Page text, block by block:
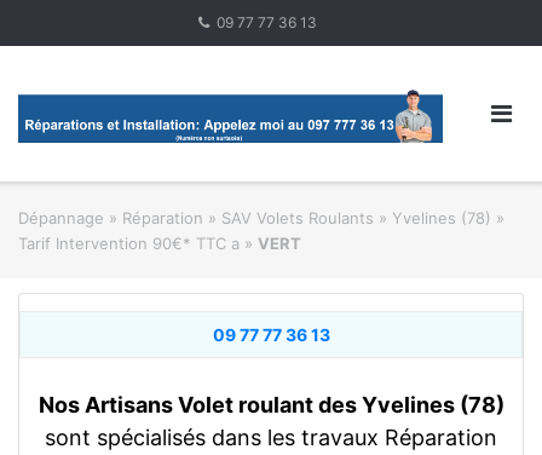
09 77 77 36 13
Dépannage » Réparation » SAV Volets Roulants » Yvelines (78) »
Tarif Intervention 90€* TTC a » VERT
09 77 77 36 13
Nos Artisans Volet roulant des Yvelines (78)
sont spécialisés dans les travaux Réparation